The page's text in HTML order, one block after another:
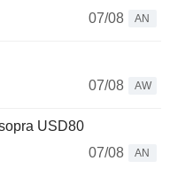
07/08
AN
07/08
AW
USD80
07/08
AN